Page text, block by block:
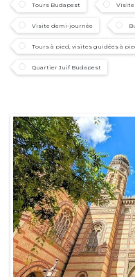
Tours Budapest
Visite demi-journée
Tours à pied, visites guidées à
Quartier Juif Budapest